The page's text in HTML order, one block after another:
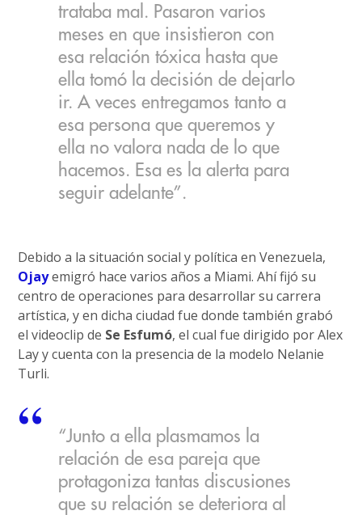
trataba mal. Pasaron varios
meses en que insistieron con
esa relación tóxica hasta que
ella tomó la decisión de dejarlo
ir. A veces entregamos tanto a
esa persona que queremos y
ella no valora nada de lo que
hacemos. Esa es la alerta para
seguir adelante”.
Debido a la situación social y política en Venezuela,
Ojayemigró hace varios años a Miami. Ahí fijó su
centro de operaciones para desarrollar su carrera
artística, y en dicha ciudad fue donde también grabó
el videoclip de Se Esfumó, el cual fue dirigido por Alex
Lay y cuenta con la presencia de la modelo Nelanie
Turli.
“Junto a ella plasmamos la
relación de esa pareja que
protagoniza tantas discusiones
que su relación se deteriora al